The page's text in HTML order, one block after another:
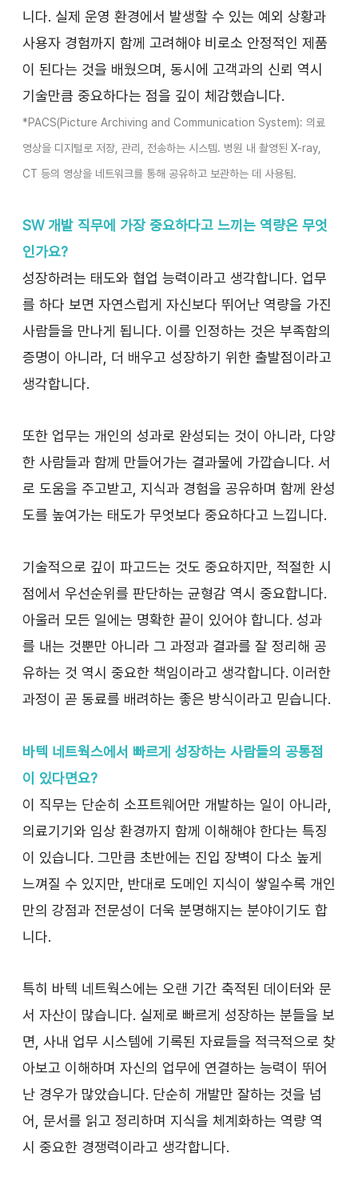
니다. 실제 운영 환경에서 발생할 수 있는 예외 상황과
사용자 경험까지 함께 고려해야 비로소 안정적인 제품
이 된다는 것을 배웠으며, 동시에 고객과의 신뢰 역시
기술만큼 중요하다는 점을 깊이 체감했습니다.
*PACS(Picture Archiving and Communication System): 의료
영상을 디지털로 저장, 관리, 전송하는 시스템. 병원 내 촬영된 X-ray,
CT 등의 영상을 네트워크를 통해 공유하고 보관하는 데 사용됨.
SW 개발 직무에 가장 중요하다고 느끼는 역량은 무엇
인가요?
성장하려는 태도와 협업 능력이라고 생각합니다. 업무
를 하다 보면 자연스럽게 자신보다 뛰어난 역량을 가진
사람들을 만나게 됩니다. 이를 인정하는 것은 부족함의
증명이 아니라, 더 배우고 성장하기 위한 출발점이라고
생각합니다.
또한 업무는 개인의 성과로 완성되는 것이 아니라, 다양
한 사람들과 함께 만들어가는 결과물에 가깝습니다. 서
로 도움을 주고받고, 지식과 경험을 공유하며 함께 완성
도를 높여가는 태도가 무엇보다 중요하다고 느낍니다.
기술적으로 깊이 파고드는 것도 중요하지만, 적절한 시
점에서 우선순위를 판단하는 균형감 역시 중요합니다.
아울러 모든 일에는 명확한 끝이 있어야 합니다. 성과
를 내는 것뿐만 아니라 그 과정과 결과를 잘 정리해 공
유하는 것 역시 중요한 책임이라고 생각합니다. 이러한
과정이 곧 동료를 배려하는 좋은 방식이라고 믿습니다.
바텍 네트웍스에서 빠르게 성장하는 사람들의 공통점
이 있다면요?
이 직무는 단순히 소프트웨어만 개발하는 일이 아니라,
의료기기와 임상 환경까지 함께 이해해야 한다는 특징
이 있습니다. 그만큼 초반에는 진입 장벽이 다소 높게
느껴질 수 있지만, 반대로 도메인 지식이 쌓일수록 개인
만의 강점과 전문성이 더욱 분명해지는 분야이기도 합
니다.
특히 바텍 네트웍스에는 오랜 기간 축적된 데이터와 문
서 자산이 많습니다. 실제로 빠르게 성장하는 분들을 보
면, 사내 업무 시스템에 기록된 자료들을 적극적으로 찾
아보고 이해하며 자신의 업무에 연결하는 능력이 뛰어
난 경우가 많았습니다. 단순히 개발만 잘하는 것을 넘
어, 문서를 읽고 정리하며 지식을 체계화하는 역량 역
시 중요한 경쟁력이라고 생각합니다.